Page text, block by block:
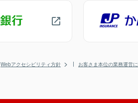
Webアクセシビリティ方針 お客さま本位の業務運営